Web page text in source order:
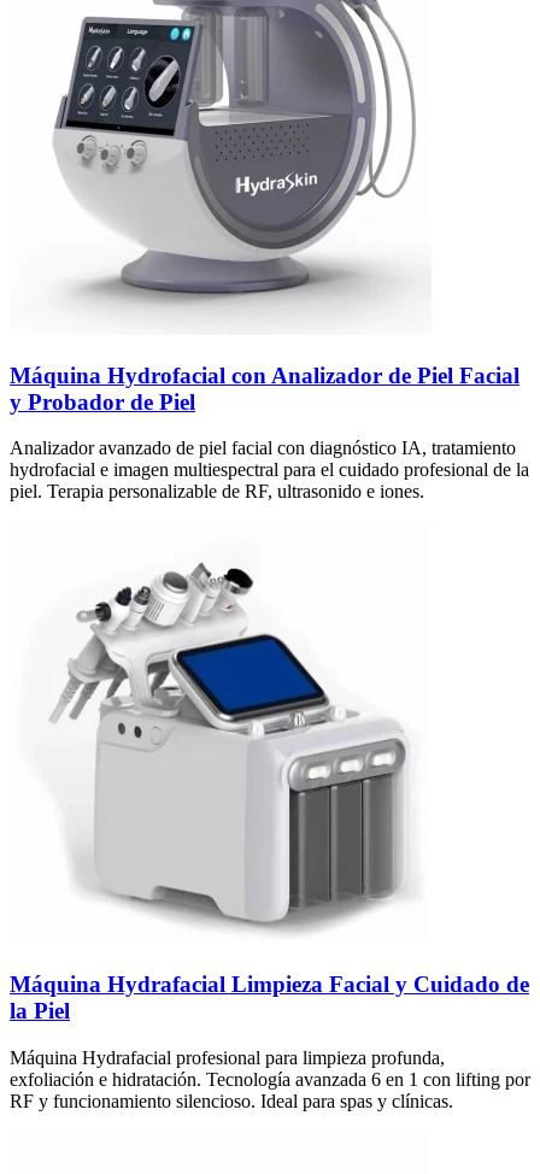
Máquina Hydrofacial con Analizador de Piel Facial
y Probador de Piel
Analizador avanzado de piel facial con diagnóstico IA, tratamiento
hydrofacial e imagen multiespectral para el cuidado profesional de la
piel. Terapia personalizable de RF, ultrasonido e iones.
Máquina Hydrafacial Limpieza Facial y Cuidado de
la Piel
Máquina Hydrafacial profesional para limpieza profunda,
exfoliación e hidratación. Tecnología avanzada 6 en 1 con lifting por
RF y funcionamiento silencioso. Ideal para spas y clínicas.